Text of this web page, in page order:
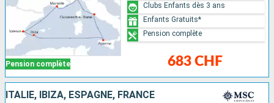
Pension complète 683 CHF
Clubs Enfants dès 3 ans
Enfants Gratuits*
Pension complète
ITALIE, IBIZA, ESPAGNE, FRANCE